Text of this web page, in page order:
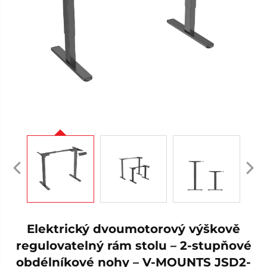
Elektrický dvoumotorový výškově
regulovatelný rám stolu – 2-stupňové
obdélníkové nohy – V-MOUNTS JSD2-